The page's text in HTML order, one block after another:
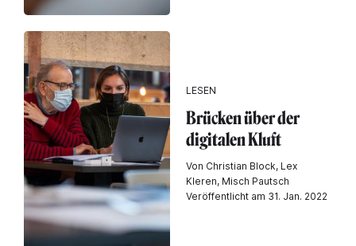
LESEN
Brücken über der
digitalen Kluft
Von Christian Block, Lex
Kleren, Misch Pautsch
Veröffentlicht am 31. Jan. 2022